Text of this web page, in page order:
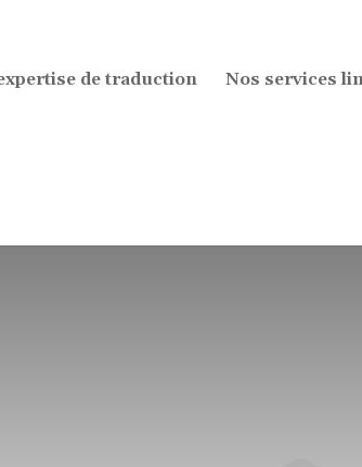
de traduction Nos services